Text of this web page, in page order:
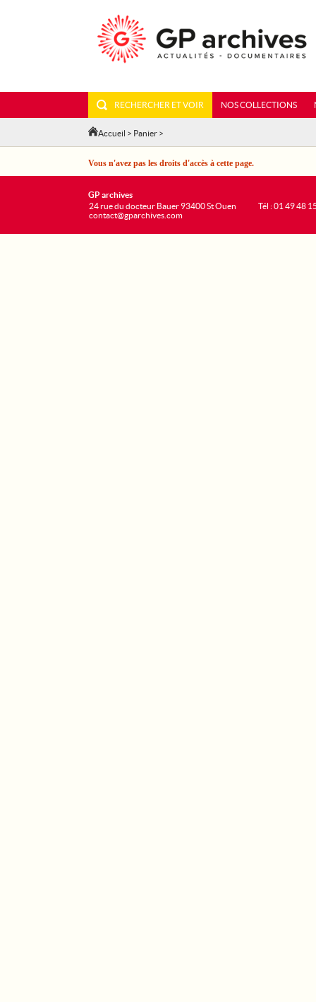
RECHERCHER ET VOIR NOS COLLECTIONS
Accueil > Panier >
Vous n'avez pas les droits d'accès à cette page.
GP archives
24 rue du docteur Bauer 93400 St Ouen
contact@gparchives.com
Tél : 01 49 48